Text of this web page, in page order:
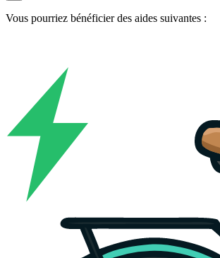
Vous pourriez bénéficier des aides suivantes :